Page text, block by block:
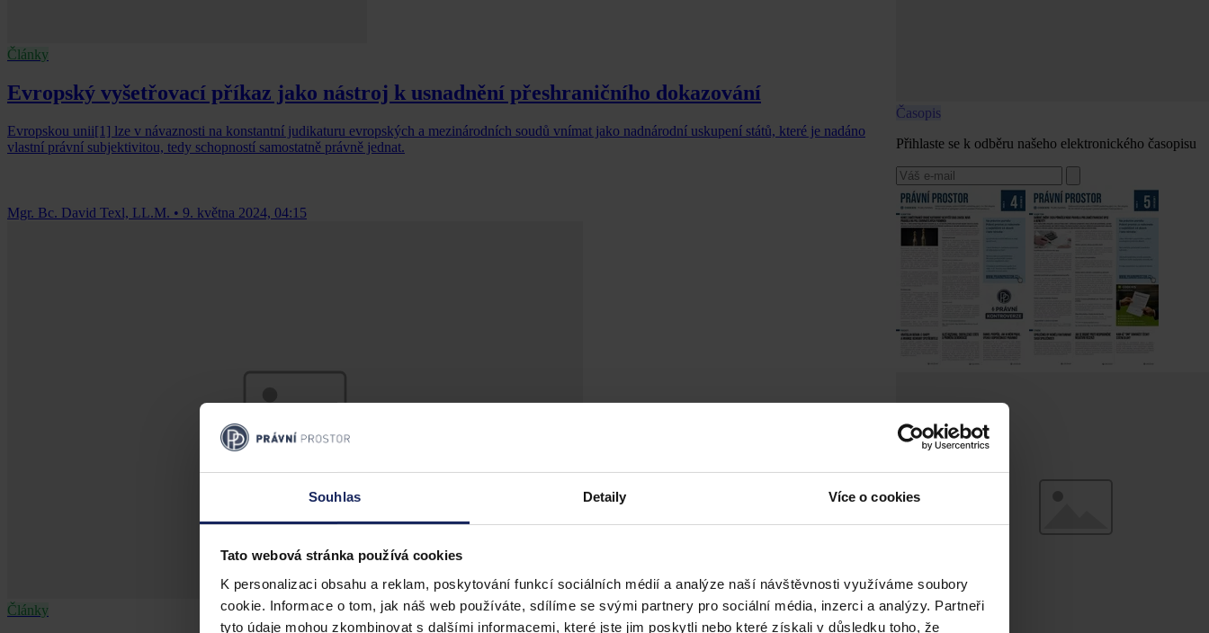
Souhlas Detaily Více o cookies
Tato webová stránka používá cookies
K personalizaci obsahu a reklam, poskytování funkcí sociálních médií a analýze naší návštěvnosti využíváme soubory
cookie. Informace o tom, jak náš web používáte, sdílíme se svými partnery pro sociální média, inzerci a analýzy. Partneři
tyto údaje mohou zkombinovat s dalšími informacemi, které jste jim poskytli nebo které získali v důsledku toho, že
Články
Evropský vyšetřovací příkaz jako nástroj k usnadnění přeshraničního dokazování
Evropskou unii[1] lze v návaznosti na konstantní judikaturu evropských a mezinárodních soudů vnímat jako nadnárodní uskupení států, které je nadáno
vlastní právní subjektivitou, tedy schopností samostatně právně jednat.
Mgr. Bc. David Texl, LL.M. • 9. května 2024, 04:15
Články
Časopis
Přihlaste se k odběru našeho elektronického časopisu